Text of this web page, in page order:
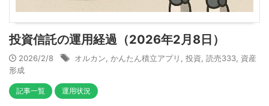
投資信託の運用経過（2026年2月8日）
2026/2/8 オルカン かんたん積立アプリ 投資 読売333 資産
形成
記事一覧 運用状況